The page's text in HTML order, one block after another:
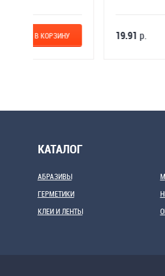
19.91
КАТАЛОГ
АБРАЗИВЫ
ГЕРМЕТИКИ
КЛЕИ И ЛЕНТЫ